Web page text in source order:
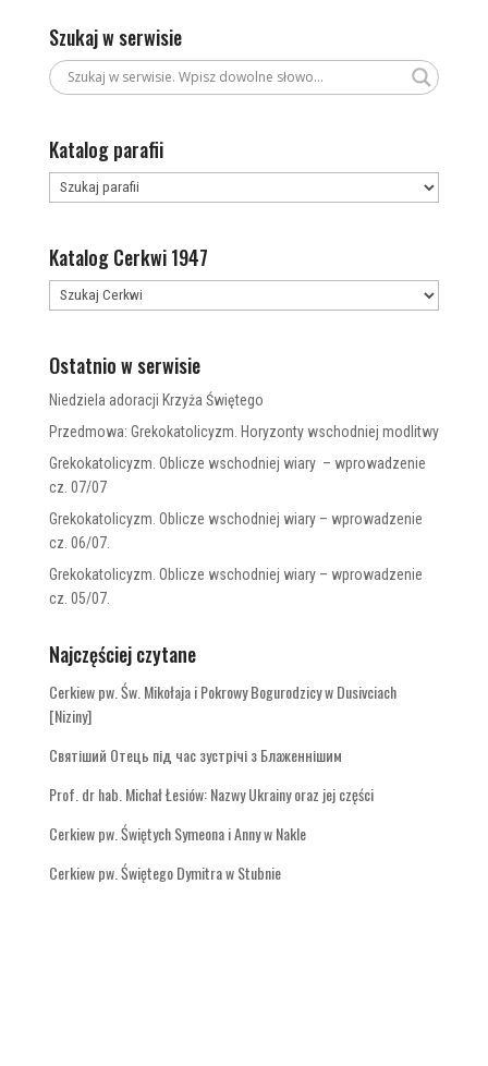
Szukaj w serwisie
Katalog parafii
Katalog Cerkwi 1947
Ostatnio w serwisie
Niedziela adoracji Krzyża Świętego
Przedmowa: Grekokatolicyzm. Horyzonty wschodniej modlitwy
Grekokatolicyzm. Oblicze wschodniej wiary – wprowadzenie
cz. 07/07
Grekokatolicyzm. Oblicze wschodniej wiary – wprowadzenie
cz. 06/07.
Grekokatolicyzm. Oblicze wschodniej wiary – wprowadzenie
cz. 05/07.
Najczęściej czytane
Cerkiew pw. Św. Mikołaja i Pokrowy Bogurodzicy w Dusivciach
[Niziny]
Святіший Отець під час зустрічі з Блаженнішим
Prof. dr hab. Michał Łesiów: Nazwy Ukrainy oraz jej części
Cerkiew pw. Świętych Symeona i Anny w Nakle
Cerkiew pw. Świętego Dymitra w Stubnie